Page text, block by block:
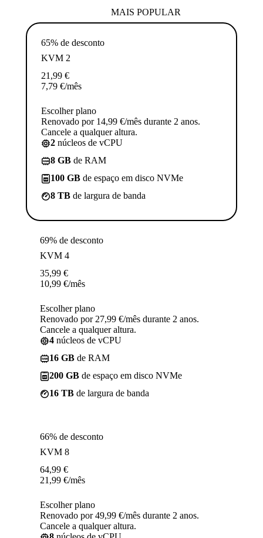
MAIS POPULAR
65% de desconto
KVM 2
21,99 €
7,79 €/mês
Escolher plano
Renovado por 14,99 €/mês durante 2 anos.
Cancele a qualquer altura.
2 núcleos de vCPU
8 GB de RAM
100 GB de espaço em disco NVMe
8 TB de largura de banda
69% de desconto
KVM 4
35,99 €
10,99 €/mês
Escolher plano
Renovado por 27,99 €/mês durante 2 anos.
Cancele a qualquer altura.
4 núcleos de vCPU
16 GB de RAM
200 GB de espaço em disco NVMe
16 TB de largura de banda
66% de desconto
KVM 8
64,99 €
21,99 €/mês
Escolher plano
Renovado por 49,99 €/mês durante 2 anos.
Cancele a qualquer altura.